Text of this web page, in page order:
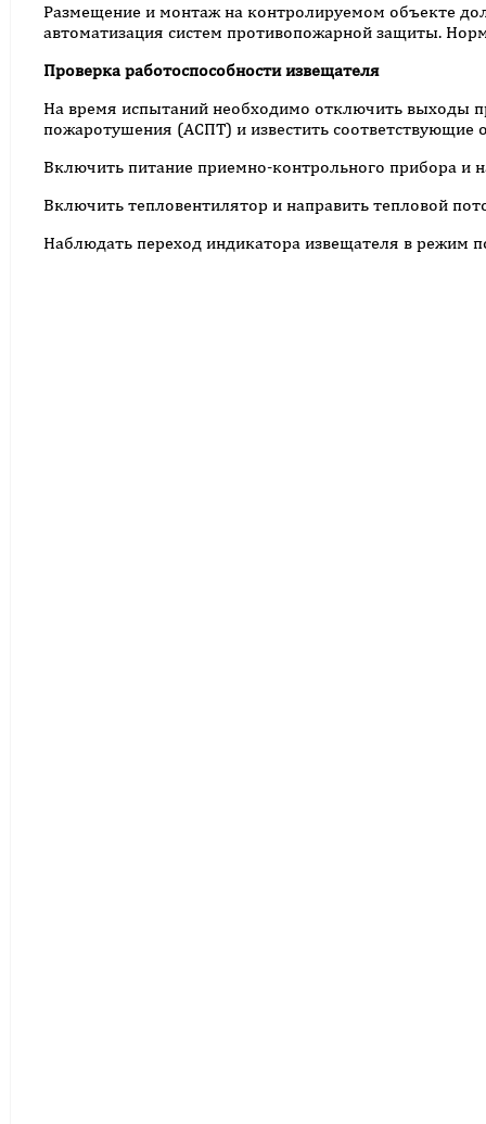
Размещение и монтаж на контролируемом объекте
автоматизация систем противопожарной защиты.
Проверка работоспособности извещателя
На время испытаний необходимо отключить выходы
пожаротушения (АСПТ) и известить соответствующие
Включить питание приемно-контрольного прибора и
Включить тепловентилятор и направить тепловой
Наблюдать переход индикатора извещателя в режим